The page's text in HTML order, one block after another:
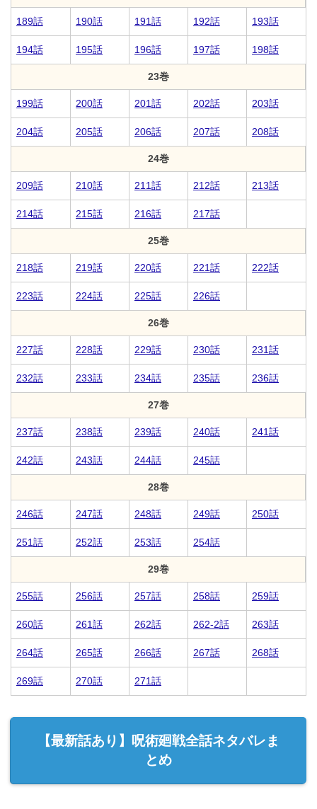
189話 190話 191話 192話 193話
194話 195話 196話 197話 198話
23巻
199話 200話 201話 202話 203話
204話 205話 206話 207話 208話
24巻
209話 210話 211話 212話 213話
214話 215話 216話 217話
25巻
218話 219話 220話 221話 222話
223話 224話 225話 226話
26巻
227話 228話 229話 230話 231話
232話 233話 234話 235話 236話
27巻
237話 238話 239話 240話 241話
242話 243話 244話 245話
28巻
246話 247話 248話 249話 250話
251話 252話 253話 254話
29巻
255話 256話 257話 258話 259話
260話 261話 262話 262-2話 263話
264話 265話 266話 267話 268話
269話 270話 271話
【最新話あり】呪術廻戦全話ネタバレま
とめ